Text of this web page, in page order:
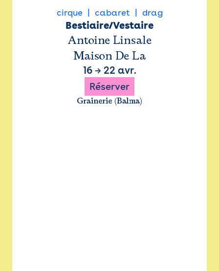
cirque cabaret drag
Bestiaire/Vestaire
Antoine Linsale
Maison De La
16→ 22 avr.
Réserver
Grainerie (Balma)